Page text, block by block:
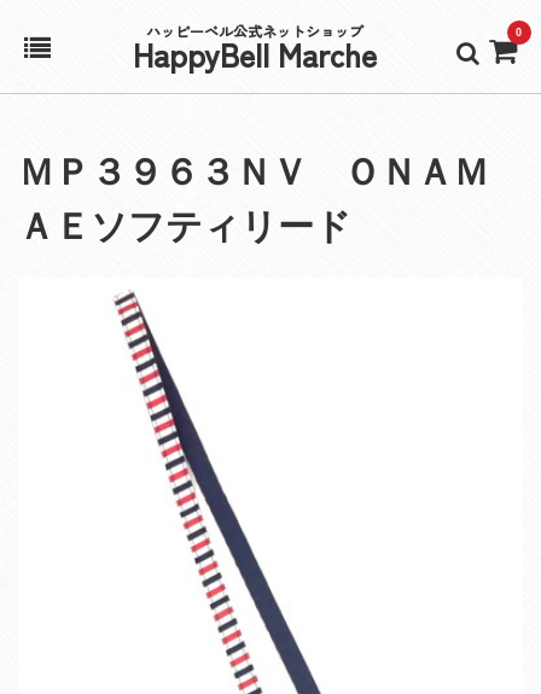
ハッピーベル公式ネットショップ
HappyBell Marche 0
アカウント
カート
ＭＰ３９６３ＮＶ ＯＮＡＭ
ＡＥソフティリード